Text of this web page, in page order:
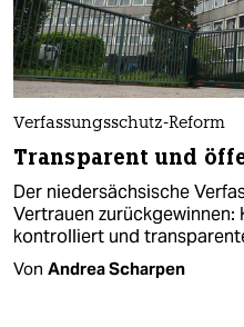
Verfassungsschutz-Reform
Transparent und
Der niedersächsische
Vertrauen
kontrolliert und
Von Andrea Scharpen